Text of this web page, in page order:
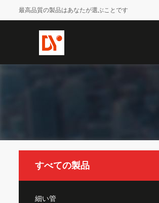
最高品質の製品はあなたが選ぶことです
すべての製品
細い管